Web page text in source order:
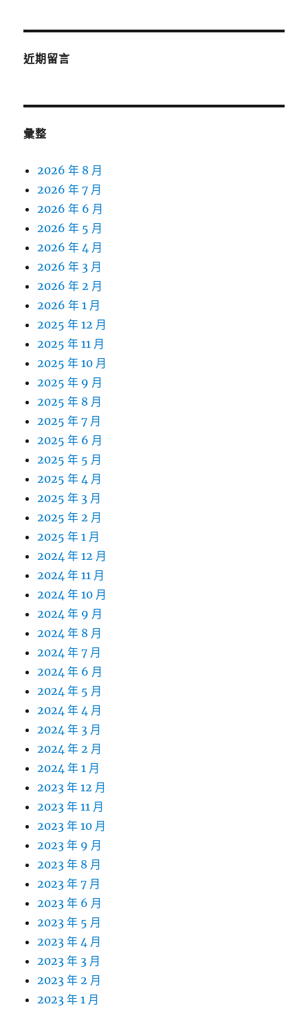
近期留言
彙整
2026 年 8 月
2026 年 7 月
2026 年 6 月
2026 年 5 月
2026 年 4 月
2026 年 3 月
2026 年 2 月
2026 年 1 月
2025 年 12 月
2025 年 11 月
2025 年 10 月
2025 年 9 月
2025 年 8 月
2025 年 7 月
2025 年 6 月
2025 年 5 月
2025 年 4 月
2025 年 3 月
2025 年 2 月
2025 年 1 月
2024 年 12 月
2024 年 11 月
2024 年 10 月
2024 年 9 月
2024 年 8 月
2024 年 7 月
2024 年 6 月
2024 年 5 月
2024 年 4 月
2024 年 3 月
2024 年 2 月
2024 年 1 月
2023 年 12 月
2023 年 11 月
2023 年 10 月
2023 年 9 月
2023 年 8 月
2023 年 7 月
2023 年 6 月
2023 年 5 月
2023 年 4 月
2023 年 3 月
2023 年 2 月
2023 年 1 月